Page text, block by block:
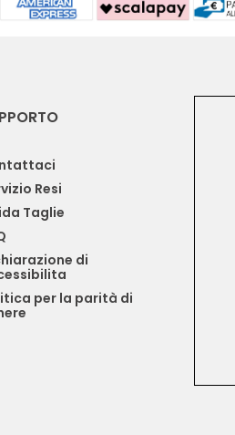
Resi
Taglie
di
per la parità di